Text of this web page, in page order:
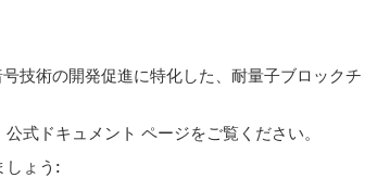
技術の開発促進に特化した、耐量子ブロックチ
式ドキュメント ページをご覧ください。
しょう: